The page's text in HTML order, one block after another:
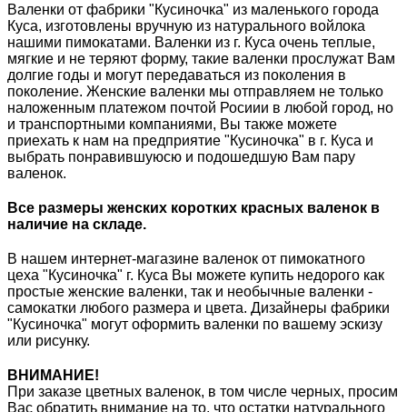
Валенки от фабрики "Кусиночка" из маленького города
Куса, изготовлены вручную из натурального войлока
нашими пимокатами. Валенки из г. Куса очень теплые,
мягкие и не теряют форму, такие валенки прослужат Вам
долгие годы и могут передаваться из поколения в
поколение. Женские валенки мы отправляем не только
наложенным платежом почтой Росиии в любой город, но
и транспортными компаниями, Вы также можете
приехать к нам на предприятие "Кусиночка" в г. Куса и
выбрать понравившуюсю и подошедшую Вам пару
валенок.
Все размеры женских коротких красных валенок в
наличие на складе.
В нашем интернет-магазине валенок от пимокатного
цеха "Кусиночка" г. Куса Вы можете купить недорого как
простые женские валенки, так и необычные валенки -
самокатки любого размера и цвета. Дизайнеры фабрики
"Кусиночка" могут оформить валенки по вашему эскизу
или рисунку.
ВНИМАНИЕ!
При заказе цветных валенок, в том числе черных, просим
Вас обратить внимание на то, что остатки натурального